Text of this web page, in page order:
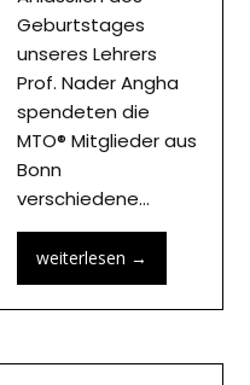
Geburtstages
unseres Lehrers
Prof. Nader Angha
spendeten die
MTO® Mitglieder aus
Bonn
verschiedene…
weiterlesen →